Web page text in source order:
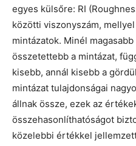
egyes külsőre: RI
közötti viszonyszám,
mintázatok. Minél
összetettebb a mintázat,
kisebb, annál kisebb a
mintázat tulajdonságai
állnak össze, ezek az
összehasonlíthatóságot
közelebbi értékkel